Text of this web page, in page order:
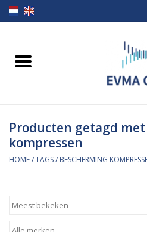
Home
Borstvoeding
Voeding
Praktijkinrichting
Producten getagd
kompressen
HOME/TAGS/ BESCHERMING